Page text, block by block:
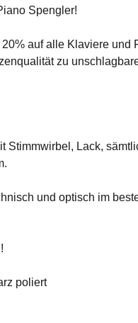
Spengler!
auf alle Klaviere und
zu
Stimmwirbel, Lack,
und optisch im
poliert